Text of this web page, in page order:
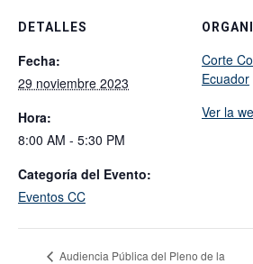
DETALLES
Fecha:
29 noviembre 2023
Hora:
8:00 AM - 5:30 PM
Categoría del Evento:
Eventos CC
Corte
Ecuador
Ver la
Audiencia Pública del Pleno de la